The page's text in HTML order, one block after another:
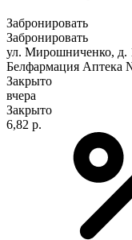
Забронировать
Забронировать
ул. Мирошниченко, д.
Белфармация Аптека
Закрыто
вчера
Закрыто
6,82 р.